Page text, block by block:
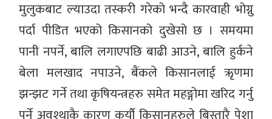
मुलुकबाट ल्याउदा तस्करी गरेको भन्दै कारवाही भोग्नु
पर्दा पीडित भएको किसानको दुखेसो छ । समयमा
पानी नपर्ने, बालि लगाएपछि बाढी आउने, बालि हुर्कने
बेला मलखाद नपाउने, बैंकले किसानलाई ऋृणमा
झन्झट गर्ने तथा कृषियन्त्रहरु समेत महङ्गोमा खरिद गर्नु